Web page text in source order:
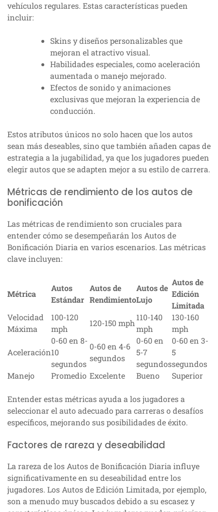
vehículos regulares. Estas características pueden
incluir:
Skins y diseños personalizables que
mejoran el atractivo visual.
Habilidades especiales, como aceleración
aumentada o manejo mejorado.
Efectos de sonido y animaciones
exclusivas que mejoran la experiencia de
conducción.
Estos atributos únicos no solo hacen que los autos
sean más deseables, sino que también añaden capas de
estrategia a la jugabilidad, ya que los jugadores pueden
elegir autos que se adapten mejor a su estilo de carrera.
Métricas de rendimiento de los autos de
bonificación
Las métricas de rendimiento son cruciales para
entender cómo se desempeñarán los Autos de
Bonificación Diaria en varios escenarios. Las métricas
clave incluyen:
Métrica
Autos
Estándar
Autos de
Rendimiento
Autos de
Lujo
Autos de
Edición
Limitada
Velocidad
Máxima
100-120
mph
120-150 mph
110-140
mph
130-160
mph
Aceleración
0-60 en 8-
10
segundos
0-60 en 4-6
segundos
0-60 en
5-7
segundos
0-60 en 3-
5
segundos
Manejo
Promedio Excelente Bueno Superior
Entender estas métricas ayuda a los jugadores a
seleccionar el auto adecuado para carreras o desafíos
específicos, mejorando sus posibilidades de éxito.
Factores de rareza y deseabilidad
La rareza de los Autos de Bonificación Diaria influye
significativamente en su deseabilidad entre los
jugadores. Los Autos de Edición Limitada, por ejemplo,
son a menudo muy buscados debido a su escasez y